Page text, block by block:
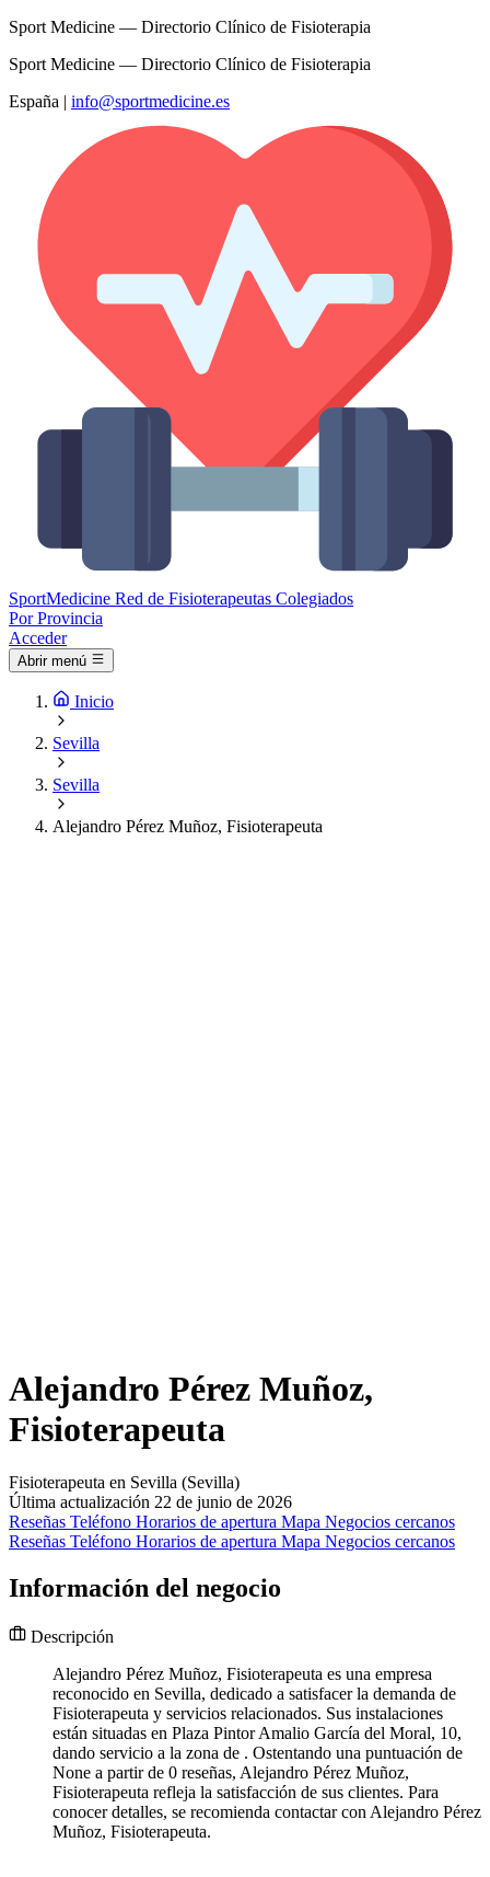
Sport Medicine — Directorio Clínico de Fisioterapia
Sport Medicine — Directorio Clínico de Fisioterapia
España | info@sportmedicine.es
SportMedicine Red de Fisioterapeutas Colegiados
Por Provincia
Acceder
Abrir menú
Inicio
Sevilla
Sevilla
Alejandro Pérez Muñoz, Fisioterapeuta
Alejandro Pérez Muñoz,
Fisioterapeuta
Fisioterapeuta en Sevilla (Sevilla)
Última actualización 22 de junio de 2026
Reseñas Teléfono Horarios de apertura Mapa Negocios cercanos
Reseñas Teléfono Horarios de apertura Mapa Negocios cercanos
Información del negocio
Descripción
Alejandro Pérez Muñoz, Fisioterapeuta es una empresa
reconocido en Sevilla, dedicado a satisfacer la demanda de
Fisioterapeuta y servicios relacionados. Sus instalaciones
están situadas en Plaza Pintor Amalio García del Moral, 10,
dando servicio a la zona de . Ostentando una puntuación de
None a partir de 0 reseñas, Alejandro Pérez Muñoz,
Fisioterapeuta refleja la satisfacción de sus clientes. Para
conocer detalles, se recomienda contactar con Alejandro Pérez
Muñoz, Fisioterapeuta.